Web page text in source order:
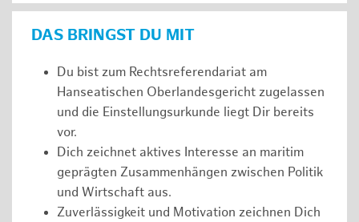
DAS BRINGST DU MIT
Du bist zum Rechtsreferendariat am
Hanseatischen Oberlandesgericht zugelassen
und die Einstellungsurkunde liegt Dir bereits
vor.
Dich zeichnet aktives Interesse an maritim
geprägten Zusammenhängen zwischen Politik
und Wirtschaft aus.
Zuverlässigkeit und Motivation zeichnen Dich